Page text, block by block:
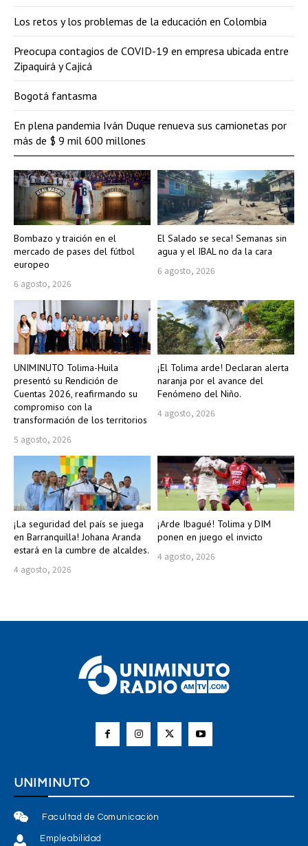
Bombazo y traición en el
mercado de pases del fútbol
europeo
6 agosto, 2026
El Salado se seca! Semanas sin
agua y el IBAL no da la cara
6 agosto, 2026
UNIMINUTO Tolima-Huila
presentó su Rendición de
Cuentas 2026, reafirmando su
compromiso con la
transformación de los territorios
5 agosto, 2026
¡El Tolima arde! Declaran alerta
naranja por el avance del
Fenómeno del Niño.
4 agosto, 2026
¡La seguridad del país se juega
en Barranquilla! Johana Aranda
estará en la cumbre de alcaldes.
4 agosto, 2026
¡Arde Ibagué! Tolima y DIM
ponen en juego el invicto
4 agosto, 2026
Los retos y los problemas de la educación en Colombia
Preocupa contagios de COVID-19 en empresa ubicada entre
Zipaquirá y Cajicá
Bogotá fantasma
En plena pandemia Iván Duque renueva sus camionetas por
más de $ 9 mil 600 millones
UNIMINUTO
Facultad de Comunicación
Empleabilidad